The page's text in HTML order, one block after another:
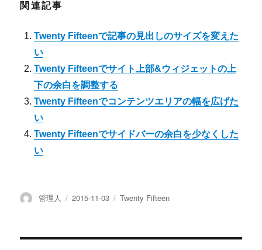
関連記事
Twenty Fifteenで記事の見出しのサイズを変えた
い
Twenty Fifteenでサイト上部&ウィジェットの上
下の余白を調整する
Twenty Fifteenでコンテンツエリアの幅を広げた
い
Twenty Fifteenでサイドバーの余白を少なくした
い
投
管理人
投
2015-11-03
カ
リ
Twenty Fifteen